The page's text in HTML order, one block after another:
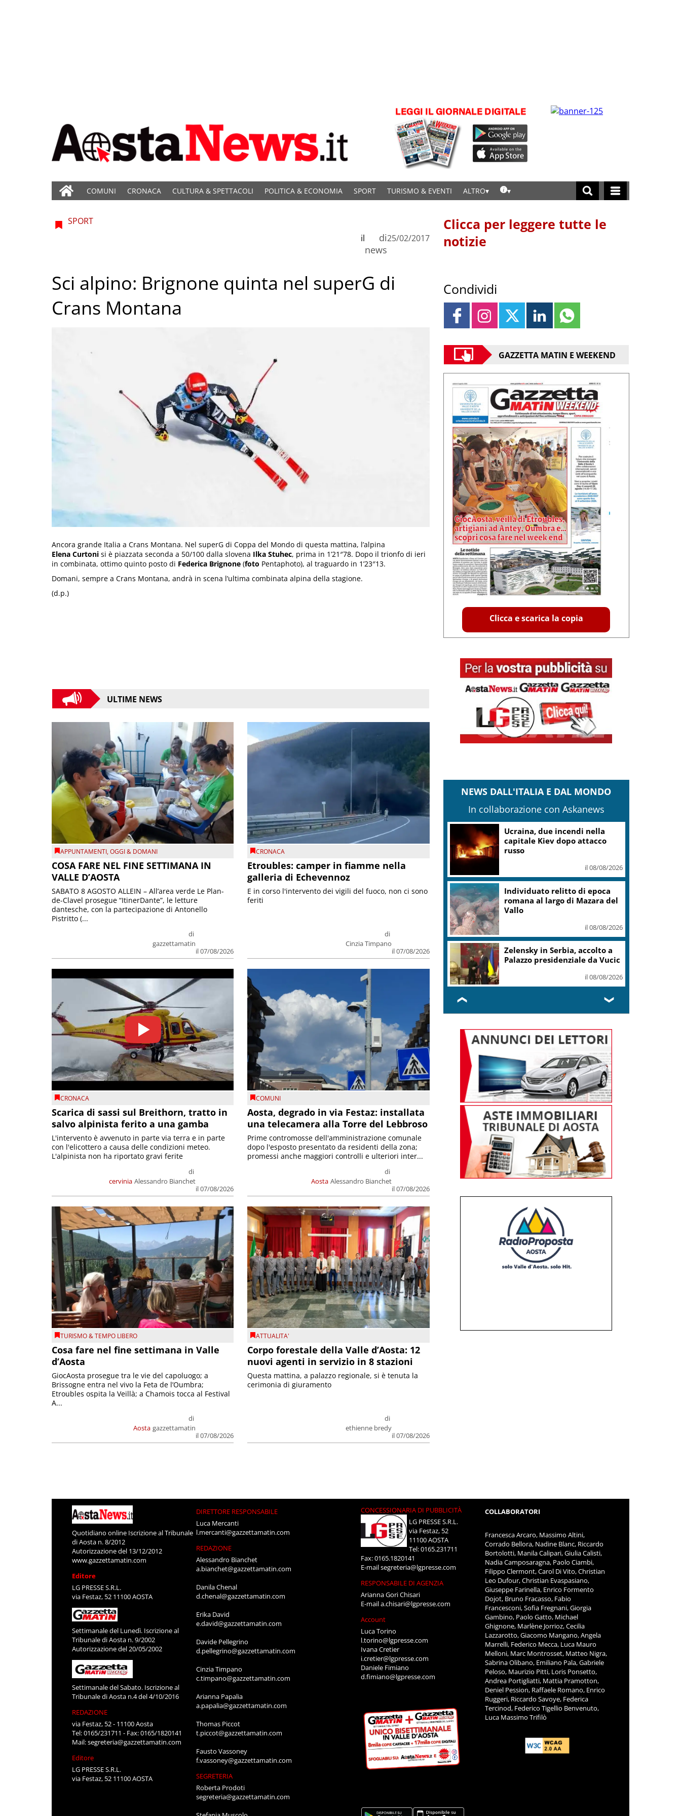
COMUNI CRONACA CULTURA & SPETTACOLI POLITICA & ECONOMIA SPORT TURISMO & EVENTI ALTRO
SPORT
di
news
il 25/02/2017
Sci alpino: Brignone quinta nel superG di
Crans Montana
Ancora grande Italia a Crans Montana. Nel superG di Coppa del Mondo di questa mattina, l’alpina
Elena Curtoni si è piazzata seconda a 50/100 dalla slovena Ilka Stuhec, prima in 1’21″78. Dopo il trionfo di ieri
in combinata, ottimo quinto posto di Federica Brignone (foto Pentaphoto), al traguardo in 1’23″13.
Domani, sempre a Crans Montana, andrà in scena l’ultima combinata alpina della stagione.
(d.p.)
ULTIME NEWS
APPUNTAMENTI,OGGI & DOMANI
COSA FARE NEL FINE SETTIMANA IN
VALLE D’AOSTA
di
gazzettamatin
il 07/08/2026
SABATO 8 AGOSTO ALLEIN – All’area verde Le Plan-
de-Clavel prosegue “ItinerDante”, le letture
dantesche, con la partecipazione di Antonello
Pistritto (...
CRONACA
Etroubles: camper in fiamme nella
galleria di Echevennoz
di
Cinzia Timpano
il 07/08/2026
E in corso l'intervento dei vigili del fuoco, non ci sono
feriti
CRONACA
Scarica di sassi sul Breithorn, tratto in
salvo alpinista ferito a una gamba
cervinia
di
Alessandro Bianchet
il 07/08/2026
L'intervento è avvenuto in parte via terra e in parte
con l'elicottero a causa delle condizioni meteo.
L'alpinista non ha riportato gravi ferite
COMUNI
Aosta, degrado in via Festaz: installata
una telecamera alla Torre del Lebbroso
Aosta
di
Alessandro Bianchet
il 07/08/2026
Prime contromosse dell'amministrazione comunale
dopo l'esposto presentato da residenti della zona;
promessi anche maggiori controlli e ulteriori inter...
TURISMO & TEMPO LIBERO
Cosa fare nel fine settimana in Valle
d’Aosta
Aosta
di
gazzettamatin
il 07/08/2026
GiocAosta prosegue tra le vie del capoluogo; a
Brissogne entra nel vivo la Feta de l’Oumbra;
Etroubles ospita la Veillà; a Chamois tocca al Festival
A...
ATTUALITA'
Corpo forestale della Valle d’Aosta: 12
nuovi agenti in servizio in 8 stazioni
di
ethienne bredy
il 07/08/2026
Questa mattina, a palazzo regionale, si è tenuta la
cerimonia di giuramento
Clicca per leggere tutte le
notizie
Condividi
GAZZETTA MATIN E WEEKEND
Clicca e scarica la copia
NEWS DALL'ITALIA E DAL MONDO
In collaborazione con Askanews
Alessandro Taini, l’italiano
Emmy dietro nuova serie
Ghostbuster
il 08/08/2026
Agenzia spaziale italiana:
Mario Cospito commissario
straordianario
il 08/08/2026
Calcio, Uefa: risarcimento alla
presunta amante di Infantino
il 08/08/2026
❮ ❯
Quotidiano online Iscrizione al Tribunale
di Aosta n. 8/2012
Autorizzazione del 13/12/2012
www.gazzettamatin.com
Editore
LG PRESSE S.R.L.
via Festaz, 52 11100 AOSTA
Settimanale del Lunedì. Iscrizione al
Tribunale di Aosta n. 9/2002
Autorizzazione del 20/05/2002
Settimanale del Sabato. Iscrizione al
Tribunale di Aosta n.4 del 4/10/2016
REDAZIONE
via Festaz, 52 - 11100 Aosta
Tel: 0165/231711 - Fax: 0165/1820141
Mail:segreteria@gazzettamatin.com
Editore
LG PRESSE S.R.L.
via Festaz, 52 11100 AOSTA
DIRETTORE RESPONSABILE
Luca Mercanti
l.mercanti@gazzettamatin.com
REDAZIONE
Alessandro Bianchet
a.bianchet@gazzettamatin.com
Danila Chenal
d.chenal@gazzettamatin.com
Erika David
e.david@gazzettamatin.com
Davide Pellegrino
d.pellegrino@gazzettamatin.com
Cinzia Timpano
c.timpano@gazzettamatin.com
Arianna Papalia
a.papalia@gazzettamatin.com
Thomas Piccot
t.piccot@gazzettamatin.com
Fausto Vassoney
f.vassoney@gazzettamatin.com
SEGRETERIA
Roberta Prodoti
segreteria@gazzettamatin.com
CONCESSIONARIA DI PUBBLICITÀ
LG PRESSE S.R.L.
via Festaz, 52
11100 AOSTA
Tel: 0165.231711
Fax: 0165.1820141
E-mailsegreteria@lgpresse.com
RESPONSABILE DI AGENZIA
Arianna Gori Chisari
E-maila.chisari@lgpresse.com
Account
Luca Torino
l.torino@lgpresse.com
Ivana Cretier
i.cretier@lgpresse.com
Daniele Fimiano
d.fimiano@lgpresse.com
COLLABORATORI
Francesca Arcaro, Massimo Altini,
Corrado Bellora, Nadine Blanc, Riccardo
Bortolotti, Manila Calipari, Giulia Calisti,
Nadia Camposaragna, Paolo Ciambi,
Filippo Clermont, Carol Di Vito, Christian
Leo Dufour, Christian Evaspasiano,
Giuseppe Farinella, Enrico Formento
Dojot, Bruno Fracasso, Fabio
Francesconi, Sofia Fregnani, Giorgia
Gambino, Paolo Gatto, Michael
Ghignone, Marlène Jorrioz, Cecilia
Lazzarotto, Giacomo Mangano, Angela
Marrelli, Federico Mecca, Luca Mauro
Melloni, Marc Montrosset, Matteo Nigra,
Sabrina Olibano, Emiliano Pala, Gabriele
Peloso, Maurizio Pitti, Loris Ponsetto,
Andrea Portigliatti, Mattia Pramotton,
Deniel Pession, Raffaele Romano, Enrico
Ruggeri, Riccardo Savoye, Federica
Tercinod, Federico Tigellio Benvenuto,
Luca Massimo Trifilò